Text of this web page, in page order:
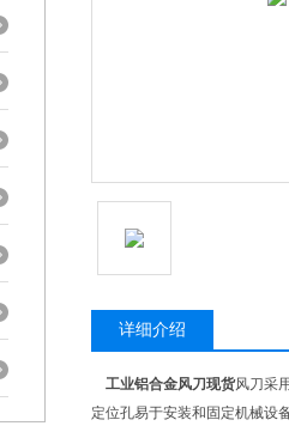
详细介绍
工业铝合金风刀现货风刀采
定位孔易于安装和固定机械设